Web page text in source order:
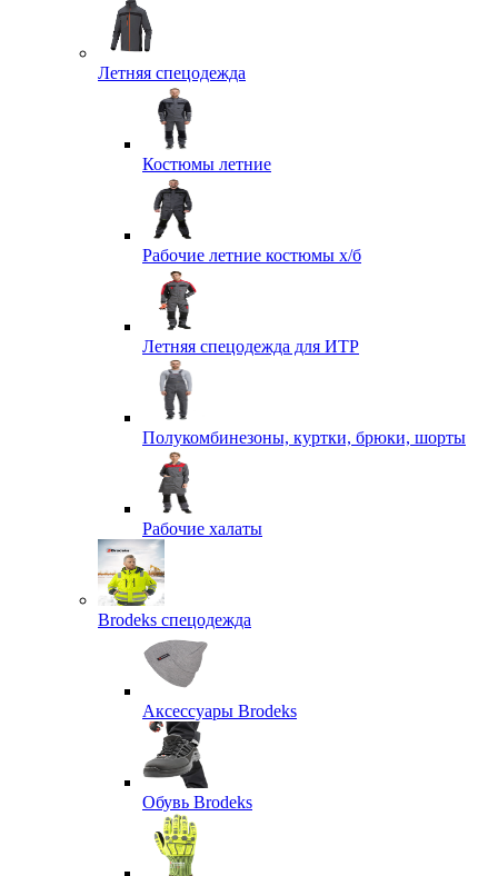
Летняя спецодежда
Костюмы летние
Рабочие летние костюмы х/б
Летняя спецодежда для ИТР
Полукомбинезоны, куртки, брюки, шорты
Рабочие халаты
Brodeks спецодежда
Аксессуары Brodeks
Обувь Brodeks